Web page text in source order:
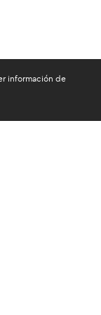
información de